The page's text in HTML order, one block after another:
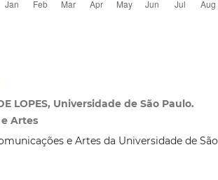
LOPES, Universidade de São Paulo.
Artes
e Artes da Universidade de São